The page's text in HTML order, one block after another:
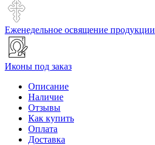
Еженедельное освящение продукции
Иконы под заказ
Описание
Наличие
Отзывы
Как купить
Оплата
Доставка